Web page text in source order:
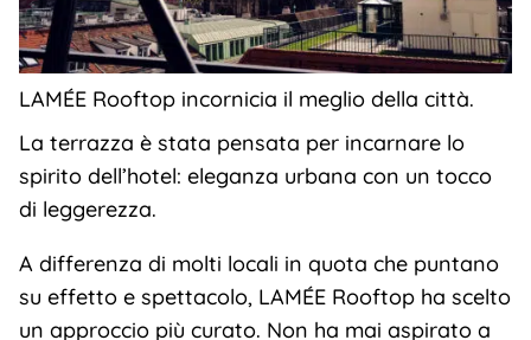
LAMÉE Rooftop incornicia il meglio della città.
La terrazza è stata pensata per incarnare lo
spirito dell’hotel: eleganza urbana con un tocco
di leggerezza.
A differenza di molti locali in quota che puntano
su effetto e spettacolo, LAMÉE Rooftop ha scelto
un approccio più curato. Non ha mai aspirato a